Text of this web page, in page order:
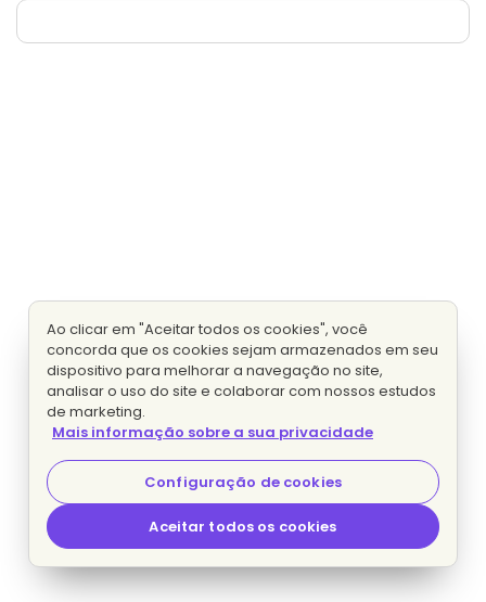
Ao clicar em "Aceitar todos os cookies", você
concorda que os cookies sejam armazenados em seu
dispositivo para melhorar a navegação no site,
analisar o uso do site e colaborar com nossos estudos
de marketing.
Mais informação sobre a sua privacidade
Configuração de cookies
Aceitar todos os cookies